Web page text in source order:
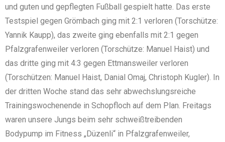
und guten und gepflegten Fußball gespielt hatte. Das erste
Testspiel gegen Grömbach ging mit 2:1 verloren (Torschütze:
Yannik Kaupp), das zweite ging ebenfalls mit 2:1 gegen
Pfalzgrafenweiler verloren (Torschütze: Manuel Haist) und
das dritte ging mit 4:3 gegen Ettmansweiler verloren
(Torschützen: Manuel Haist, Danial Omaj, Christoph Kugler). In
der dritten Woche stand das sehr abwechslungsreiche
Trainingswochenende in Schopfloch auf dem Plan. Freitags
waren unsere Jungs beim sehr schweißtreibenden
Bodypump im Fitness „Düzenli“ in Pfalzgrafenweiler,